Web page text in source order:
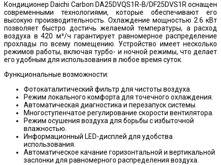
Кондиционер Daichi Carbon DA25DVQS1R-B/DF25DVS1R оснащен
современными технологиями, которые обеспечивают его
высокую производительность. Охлаждение мощностью 2.6 кВт
позволяет быстро достичь желаемой температуры, а расход
воздуха в 420 м³/ч гарантирует равномерное распределение
прохлады по всему помещению. Устройство имеет несколько
режимов работы, включая турбо- и ночной режимы, что делает
его удобным для использования в любое время суток.
Функциональные возможности:
Фотокаталитический фильтр для чистоты воздуха.
Режим локального комфорта для точечного охлаждения.
Автоматическая диагностика и перезапуск системы.
Многоступенчатое регулирование скорости вентилятора.
Режим осушения воздуха для борьбы с избыточной
влажностью.
Информационный LED-дисплей для удобства
использования.
Автоматическое качание горизонтальной и вертикальной
заслонки для равномерного распределения воздуха.